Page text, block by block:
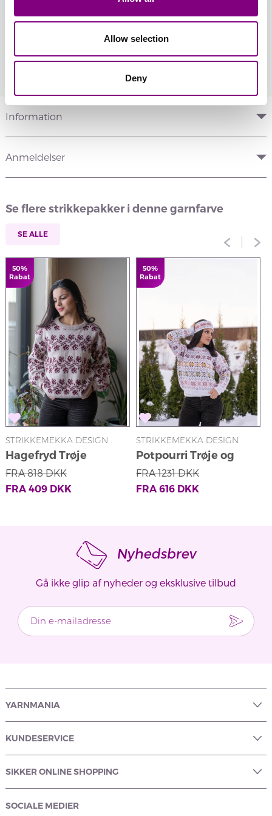
Allow selection
Deny
Information
Anmeldelser
Se flere strikkepakker i denne garnfarve
SE ALLE
50%
Rabat
STRIKKEMEKKA DESIGN
Hagefryd Trøje
FRA 818DKK
FRA 409DKK
50%
Rabat
STRIKKEMEKKA DESIGN
Potpourri Trøje og
Pandebånd
FRA 1231DKK
FRA 616DKK
Nyhedsbrev
Gå ikke glip af nyheder og eksklusive tilbud
YARNMANIA
KUNDESERVICE
SIKKER ONLINE SHOPPING
SOCIALE MEDIER